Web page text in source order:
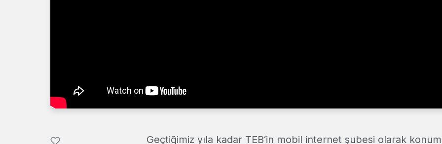
Geçtiğimiz yıla kadar TEB‘in mobil internet şubesi olarak